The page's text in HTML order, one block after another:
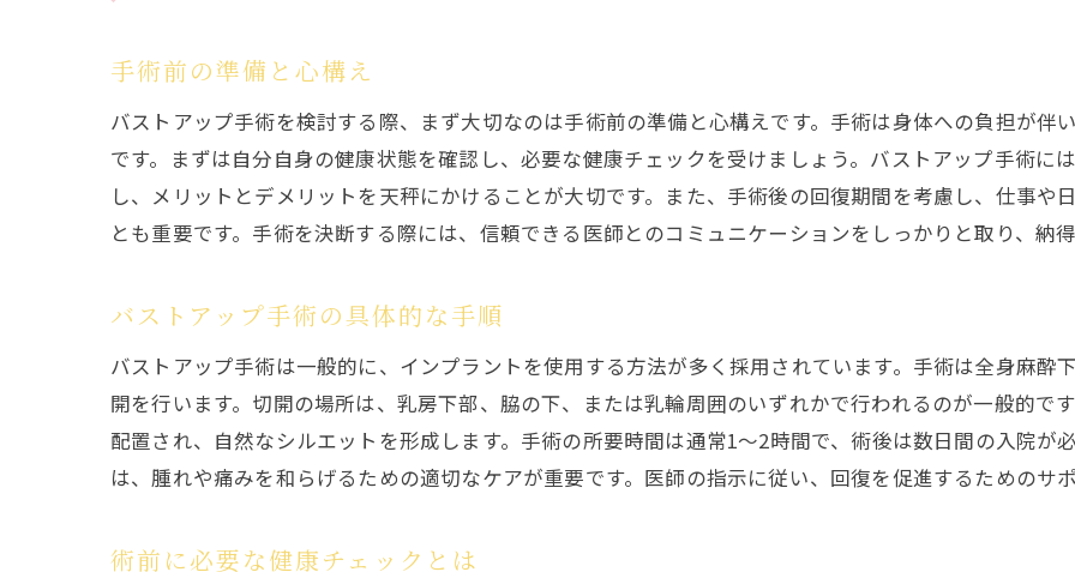
クリームやサプリメントの効果を比較
非手術的アプローチのメリットと限界
手術との併用で効果を高める方法
日常生活でできるバストアップ習慣
手術前の準備と心構え
バストアップ手術を検討する際、まず大切なのは手術前の準備と心構えです。手術は身体への負担が伴
です。まずは自分自身の健康状態を確認し、必要な健康チェックを受けましょう。バストアップ手術に
し、メリットとデメリットを天秤にかけることが大切です。また、手術後の回復期間を考慮し、仕事や
とも重要です。手術を決断する際には、信頼できる医師とのコミュニケーションをしっかりと取り、納
バストアップ手術の具体的な手順
バストアップ手術は一般的に、インプラントを使用する方法が多く採用されています。手術は全身麻酔
開を行います。切開の場所は、乳房下部、脇の下、または乳輪周囲のいずれかで行われるのが一般的で
配置され、自然なシルエットを形成します。手術の所要時間は通常1〜2時間で、術後は数日間の入院が
は、腫れや痛みを和らげるための適切なケアが重要です。医師の指示に従い、回復を促進するためのサ
術前に必要な健康チェックとは